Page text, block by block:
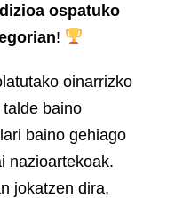
ospatuko
!
oinarrizko
baino
baino gehiago
nazioartekoak.
jokatzen dira,